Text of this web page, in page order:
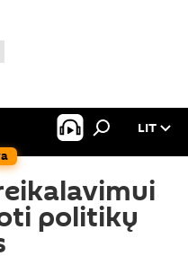
LIT
politikų